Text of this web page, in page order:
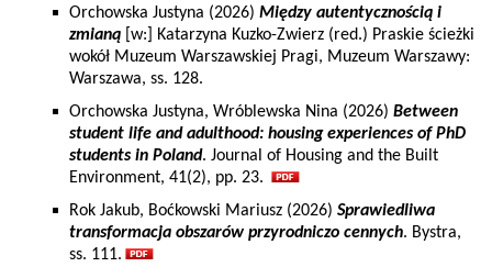
Orchowska Justyna (2026) Między autentycznością i
zmianą [w:] Katarzyna Kuzko-Zwierz (red.) Praskie ścieżki
wokół Muzeum Warszawskiej Pragi, Muzeum Warszawy:
Warszawa, ss. 128.
Orchowska Justyna, Wróblewska Nina (2026) Between
student life and adulthood: housing experiences of PhD
students in Poland. Journal of Housing and the Built
Environment, 41(2), pp. 23.
Rok Jakub, Boćkowski Mariusz (2026) Sprawiedliwa
transformacja obszarów przyrodniczo cennych. Bystra,
ss. 111.